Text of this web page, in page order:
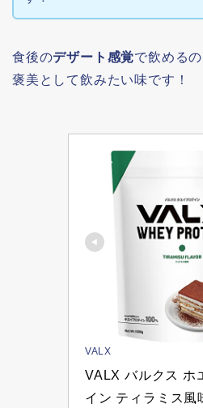
食後のデザート感覚で飲める
褒美として飲みたい味です！
VALX
VALX バルクス ホ
イン ティラミス風